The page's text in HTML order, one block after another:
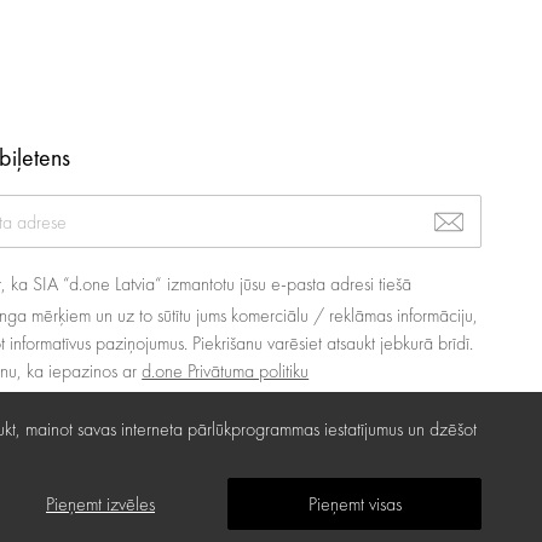
ka SIA “d.one Latvia“ izmantotu jūsu e-pasta adresi tiešā
mērķiem un uz to sūtītu jums komerciālu / reklāmas informāciju,
informatīvus paziņojumus. Piekrišanu varēsiet atsaukt jebkurā brīdī.
ka iepazinos ard.one Privātuma politiku
mainot savas interneta pārlūkprogrammas iestatījumus un dzēšot
Pieņemt izvēles Pieņemt visas